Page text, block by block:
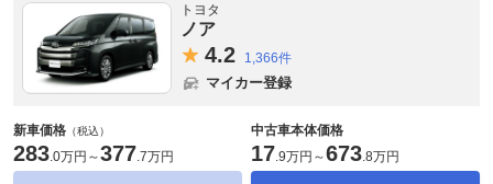
トヨタ
ノア
4.2 1,366件
マイカー登録
新車価格 （税込）
283.0万円 ～377.7万円
中古車本体価格
17.9万円 ～673.8万円